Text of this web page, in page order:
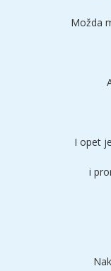
Možda
I opet
i